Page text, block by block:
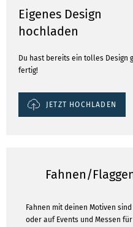
Eigenes Design
hochladen
Du hast bereits ein tolles Design
fertig!
JETZT HOCHLADEN
Fahnen/
Fahnen mit deinen Motiven
oder auf Events und Messen